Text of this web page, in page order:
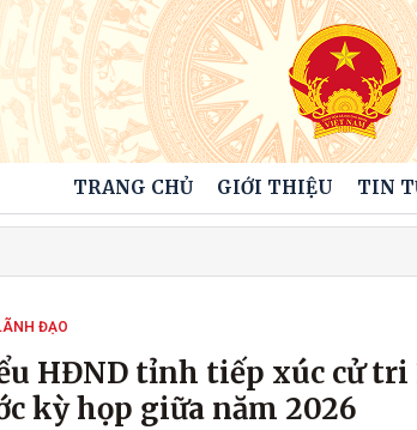
TRANG CHỦ GIỚI THIỆU TIN
ĐẠO
HĐND tỉnh tiếp xúc cử tri
kỳ họp giữa năm 2026